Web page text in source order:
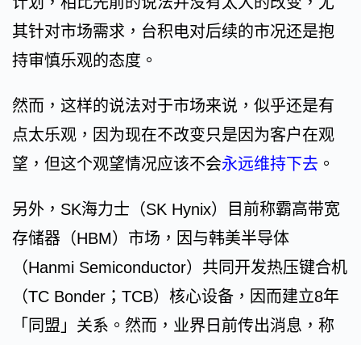
其针对市场需求，台积电对后续的市况还是抱
持审慎乐观的态度。
然而，这样的说法对于市场来说，似乎还是有
点太乐观，因为现在不改变只是因为客户在观
望，但这个观望情况应该不会永远维持下去 。
另外，SK海力士（SK Hynix）目前称霸高带宽
存储器（HBM）市场，因与韩美半导体
（Hanmi Semiconductor）共同开发热压键合机
（TC Bonder；TCB）核心设备，因而建立8年
「同盟」关系。然而，业界日前传出消息，称